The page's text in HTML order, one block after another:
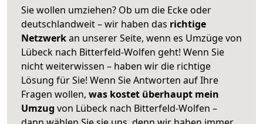
Sie wollen umziehen? Ob um die Ecke oder
deutschlandweit – wir haben das richtige
Netzwerkan unserer Seite, wenn es Umzüge von
Lübeck nach Bitterfeld-Wolfen geht! Wenn Sie
nicht weiterwissen – haben wir die richtige
Lösung für Sie! Wenn Sie Antworten auf Ihre
Fragen wollen, was kostet überhaupt mein
Umzug von Lübeck nach Bitterfeld-Wolfen –